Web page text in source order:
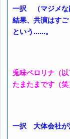
一択 （マジメな
結果、共演はす
という……。
兎味ペロリナ（
たまたまです（笑
一択 大体会社が